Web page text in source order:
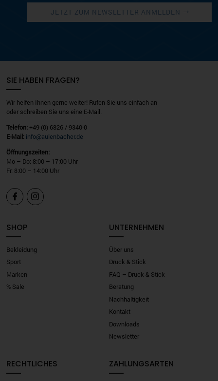
JETZT ZUM NEWSLETTER ANMELDEN
SIE HABEN FRAGEN?
Wir helfen Ihnen gerne weiter! Rufen Sie uns einfach an
oder schreiben Sie uns eine E-Mail.
Telefon:+49 (0) 6826 / 9340-0
E-Mail: info@aulenbacher.de
Öffnungszeiten:
Mo – Do: 8:00 – 17:00 Uhr
Fr: 8:00 – 14:00 Uhr
 
SHOP
Bekleidung
Sport
Marken
% Sale
UNTERNEHMEN
Über uns
Druck & Stick
FAQ – Druck & Stick
Beratung
Nachhaltigkeit
Kontakt
Downloads
Newsletter
RECHTLICHES ZAHLUNGSARTEN